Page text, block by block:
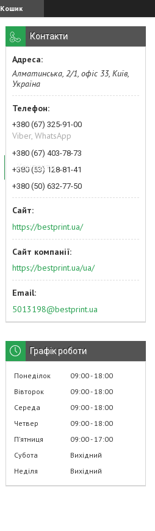
Кошик
Контакти
Контакти
Алматинська, 2/1, офіс 33, Київ,
Україна
+380 (67) 325-91-00
Viber, WhatsApp
+380 (67) 403-78-73
+380 (63) 128-81-41
+380 (50) 632-77-50
https://bestprint.ua/
https://bestprint.ua/ua/
5013198@bestprint.ua
Графік роботи
Понеділок 09:00 18:00
Вівторок
09:00 18:00
Середа
09:00 18:00
Четвер
09:00 18:00
Пʼятниця
09:00 17:00
Субота
Вихідний
Неділя
Вихідний